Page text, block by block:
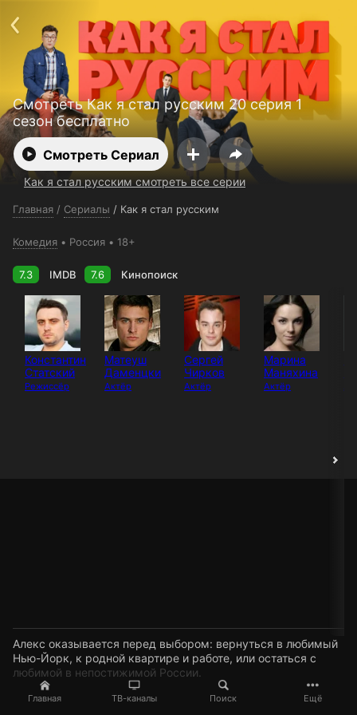
Главная ТВ-каналы Поиск Ещё
Смотреть Как я стал русским 20 серия 1
сезон бесплатно
Смотреть Сериал
Как я стал русским смотреть все серии
Главная / Сериалы / Как я стал русским
Комедия Россия 18+
7.3 IMDB 7.6 Кинопоиск
Константин
Статский
Режиссёр
Матеуш
Даменцки
Актёр
Сергей
Чирков
Актёр
Марина
Маняхина
Актёр
Алекс оказывается перед выбором: вернуться в любимый
Нью-Йорк, к родной квартире и работе, или остаться с
любимой в непостижимой России.
О сервисе
Пользовательское соглашение
Политика конфиденциальности
Для партнёров
Открыть приложение
Ввести промокод
Установить на ТВ
Бесплатные каналы Контакты